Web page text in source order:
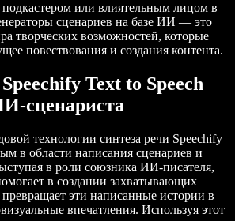
или влиятельным лицом в
сценариев на базе ИИ — это
творческих возможностей, которые
повествования и создания контента.
Text to Speech
сценариста
технологии синтеза речи Speechify
в области написания сценариев и
в роли союзника ИИ-писателя,
в создании захватывающих
эти написанные истории в
впечатления. Используя этот